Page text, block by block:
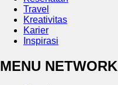
Travel
Kreativitas
Karier
Inspirasi
MENU NETWORK